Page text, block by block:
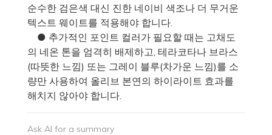
순수한 검은색 대신 진한 네이비 색조나 더 무거운
텍스트 웨이트를 적용해야 합니다.
● 추가적인 포인트 컬러가 필요할 때는 고채도
의 네온 톤을 엄격히 배제하고, 테라코타나 브라스
(따뜻한 느낌) 또는 그레이 블루(차가운 느낌)를 소
량만 사용하여 올리브 본연의 하이라이트 효과를
해치지 않아야 합니다.
Ask AI for a summary